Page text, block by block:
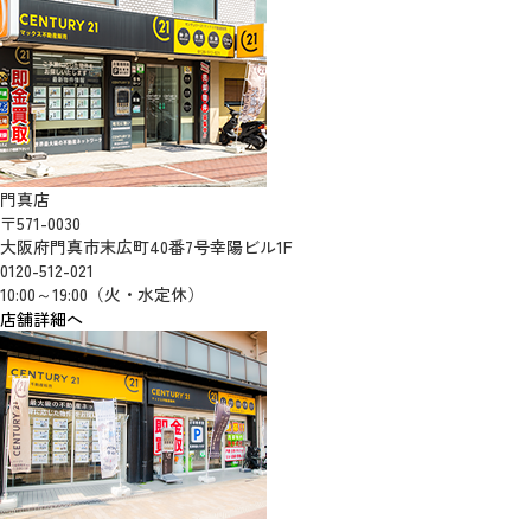
門真店
〒571-0030
大阪府門真市末広町40番7号幸陽ビル1F
0120-512-021
10:00～19:00（火・水定休）
店舗詳細へ